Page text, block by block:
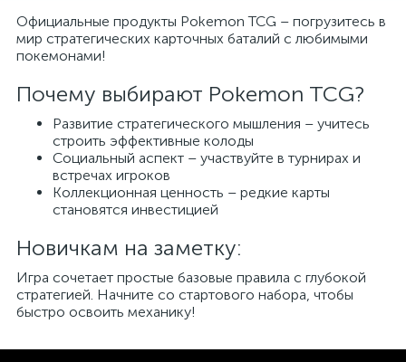
Официальные продукты Pokemon TCG – погрузитесь в
мир стратегических карточных баталий с любимыми
покемонами!
Почему выбирают Pokemon TCG?
Развитие стратегического мышления – учитесь
строить эффективные колоды
Социальный аспект – участвуйте в турнирах и
встречах игроков
Коллекционная ценность – редкие карты
становятся инвестицией
Новичкам на заметку:
Игра сочетает простые базовые правила с глубокой
стратегией. Начните со стартового набора, чтобы
быстро освоить механику!